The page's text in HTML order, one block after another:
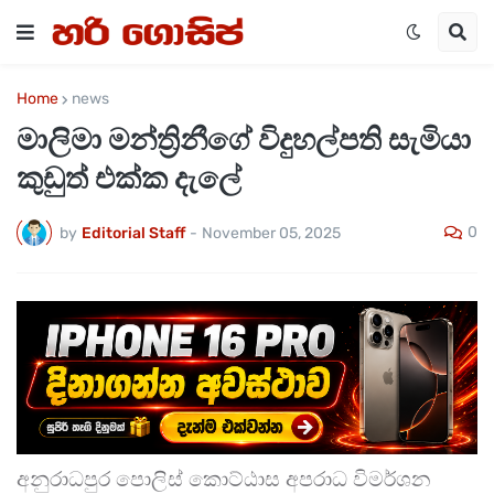
Home news
මාලිමා මන්ත්‍රිනීගේ විදුහල්පති සැමියා
කුඩුත් එක්ක දැලේ
by Editorial Staff - November 05, 2025 0
අනුරාධපුර පොලිස් කොට්ඨාස අපරාධ විමර්ශන